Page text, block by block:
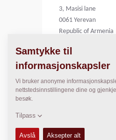
3, Masisi lane
0061 Yerevan
Republic of Armenia
Armenia
KONTAKTER